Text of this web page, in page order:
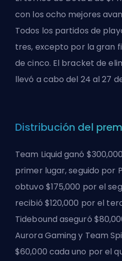
con los ocho mejores
Todos los partidos de
tres, excepto por la gran
de cinco. El bracket de
llevó a cabo del 24 al 27
Distribución del
Team Liquid ganó
primer lugar, seguido por
obtuvo $175,000 por el
recibió $120,000 por el
Tidebound aseguró
Aurora Gaming y Team
$60,000 cada uno por el